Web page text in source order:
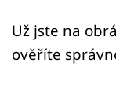
Sledujte nás
Už jste na
ověříte